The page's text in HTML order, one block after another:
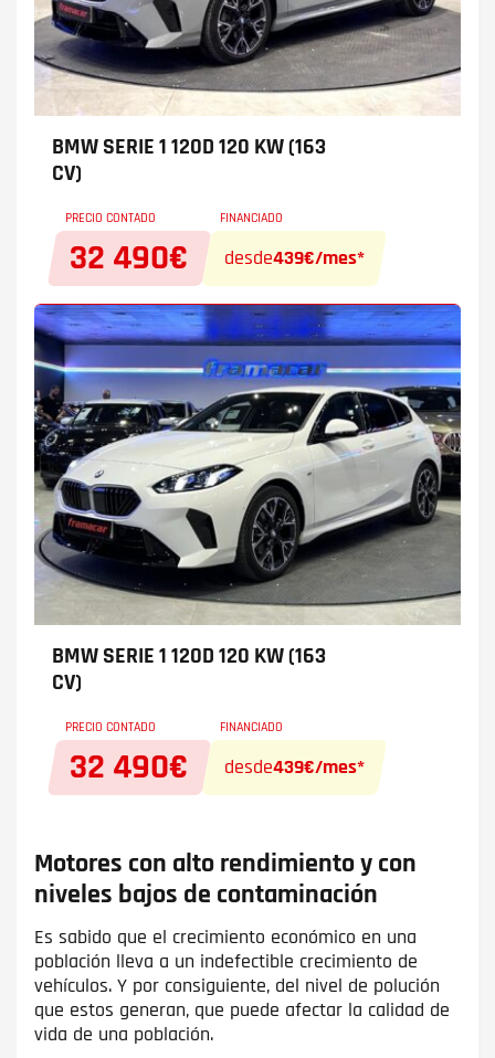
BMW SERIE 1120D 120 KW (163
CV)
PRECIO CONTADO
32 490€
FINANCIADO
desde439€/mes*
BMW SERIE 1120D 120 KW (163
CV)
PRECIO CONTADO
32 490€
FINANCIADO
desde439€/mes*
Motores con alto rendimiento y con
niveles bajos de contaminación
Es sabido que el crecimiento económico en una
población lleva a un indefectible crecimiento de
vehículos. Y por consiguiente, del nivel de polución
que estos generan, que puede afectar la calidad de
vida de una población.